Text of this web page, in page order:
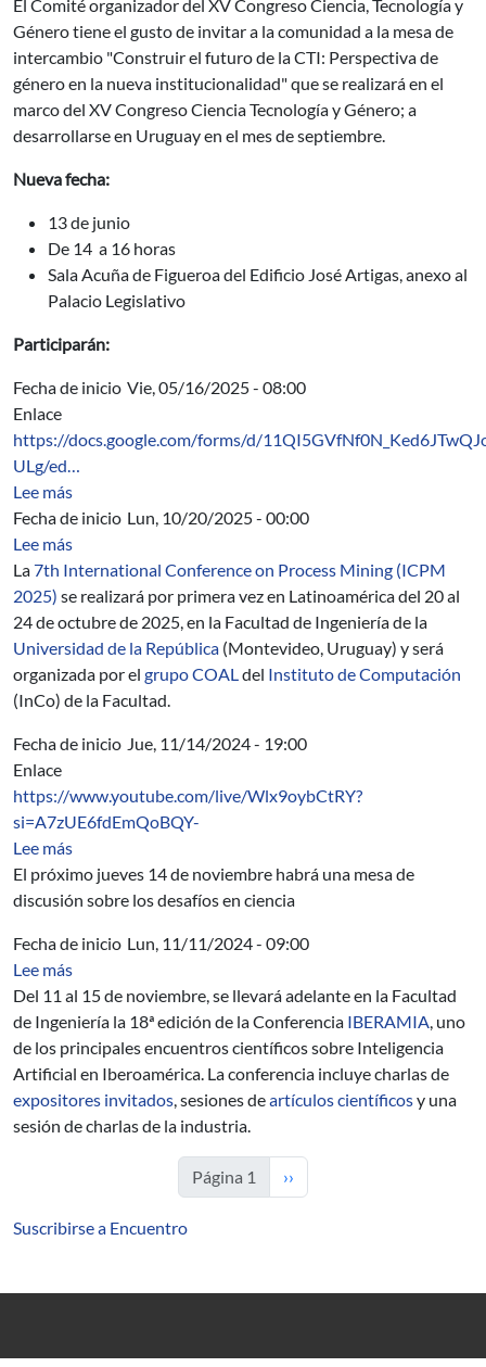
El Comité organizador del XV Congreso Ciencia, Tecnología y
Género tiene el gusto de invitar a la comunidad a la mesa de
intercambio "Construir el futuro de la CTI: Perspectiva de
género en la nueva institucionalidad" que se realizará en el
marco del XV Congreso Ciencia Tecnología y Género; a
desarrollarse en Uruguay en el mes de septiembre.
Nueva fecha:
13 de junio
De 14 a 16 horas
Sala Acuña de Figueroa del Edificio José Artigas, anexo al
Palacio Legislativo
Participarán:
Fecha de inicio Vie, 05/16/2025 - 08:00
Enlace
https://docs.google.com/forms/d/
ULg/ed…
Lee mássobre Encuentro Nacional de Estudiantes de
Fecha de inicio Lun, 10/20/2025 - 00:00
Lee mássobre 7th International Conference on Process Mining
La7th International Conference on Process Mining (ICPM
2025) se realizará por primera vez en Latinoamérica del 20 al
24 de octubre de 2025, en la Facultad de Ingeniería de la
Universidad de la República (Montevideo, Uruguay) y será
organizada por el grupo COALdel Instituto de Computación
(InCo) de la Facultad.
Fecha de inicio Jue, 11/14/2024 - 19:00
Enlace
https://www.youtube.com/live/Wlx9oybCtRY?
si=A7zUE6fdEmQoBQY-
Lee mássobre Mesa de discusión sobre los desafíos en ciencia,
El próximo jueves 14 de noviembre habrá una mesa de
discusión sobre los desafíos en ciencia
Fecha de inicio Lun, 11/11/2024 - 09:00
Lee mássobre Conferencia IBERAMIA
Del 11 al 15 de noviembre, se llevará adelante en la Facultad
de Ingeniería la 18ª edición de la Conferencia IBERAMIA, uno
de los principales encuentros científicos sobre Inteligencia
Artificial en Iberoamérica. La conferencia incluye charlas de
expositores invitados, sesiones deartículos científicosy una
sesión de charlas de la industria.
Página 1 Siguiente página
››
Suscribirse a Encuentro